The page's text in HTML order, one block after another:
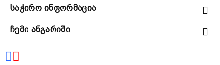
Საჭირო Ინფორმაცია
Ჩემი Ანგარიში